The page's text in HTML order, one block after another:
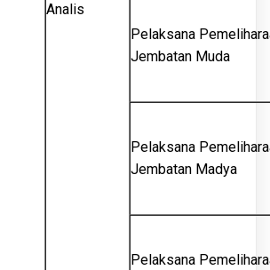
Analis
Pelaksana
Jembatan Muda
Pelaksana
Jembatan Madya
Pelaksana